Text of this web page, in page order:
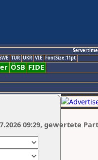
Servertime
TUR UKR VIE FontSize:11pt
ÖSB FIDE
09:29, gewertete